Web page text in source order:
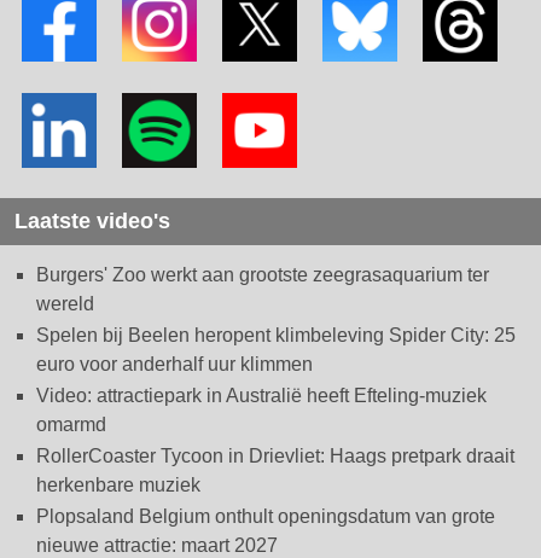
Laatste video's
Burgers' Zoo werkt aan grootste zeegrasaquarium ter
wereld
Spelen bij Beelen heropent klimbeleving Spider City: 25
euro voor anderhalf uur klimmen
Video: attractiepark in Australië heeft Efteling-muziek
omarmd
RollerCoaster Tycoon in Drievliet: Haags pretpark draait
herkenbare muziek
Plopsaland Belgium onthult openingsdatum van grote
nieuwe attractie: maart 2027